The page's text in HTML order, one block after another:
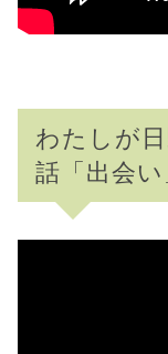
わたしが
話「出会い